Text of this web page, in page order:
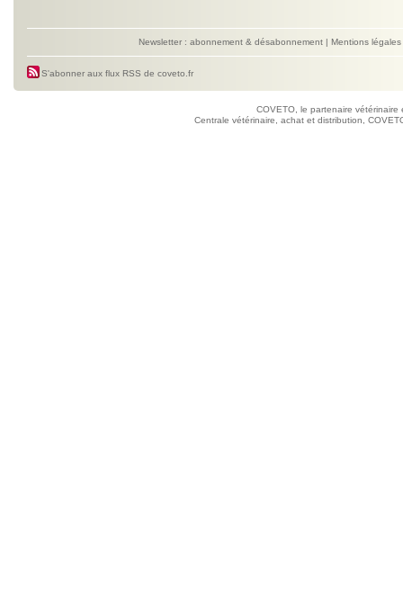
Newsletter : abonnement & désabonnement | Mentions légales
S'abonner aux flux RSS de coveto.fr
COVETO, le partenaire
Centrale vétérinaire, achat et distribution,